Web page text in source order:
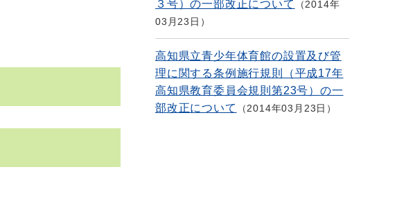
３号）の一部改正について
2014年
03月23日
高知県立青少年体育館の設置及び管
理に関する条例施行規則（平成17年
高知県教育委員会規則第23号）の一
部改正について
2014年03月23日